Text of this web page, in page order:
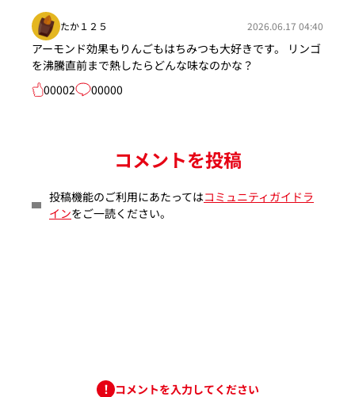
たか１２５ 2026.06.17 04:40
アーモンド効果もりんごもはちみつも大好きです。 リンゴ
を沸騰直前まで熱したらどんな味なのかな？
00002
00000
コメントを投稿
投稿機能のご利用にあたってはコミュニティガイドラ
インをご一読ください。
コメントを入力してください